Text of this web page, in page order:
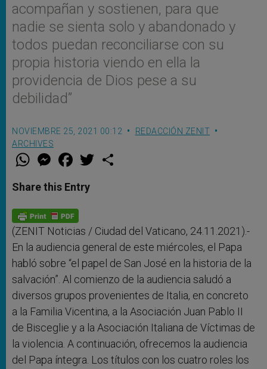
acompañan y sostienen, para que
nadie se sienta solo y abandonado y
todos puedan reconciliarse con su
propia historia viendo en ella la
providencia de Dios pese a su
debilidad”
NOVIEMBRE 25, 2021 00:12
REDACCIÓN ZENIT
ARCHIVES
W
t
s
p
p
M
e
s
e
g
e
r
F
a
e
b
o
k
w
Share this Entry
(ZENIT Noticias / Ciudad del Vaticano, 24.11.2021).-
En la audiencia general de este miércoles, el Papa
habló sobre “el papel de San José en la historia de la
salvación”. Al comienzo de la audiencia saludó a
diversos grupos provenientes de Italia, en concreto
a la Familia Vicentina, a la Asociación Juan Pablo II
de Bisceglie y a la Asociación Italiana de Víctimas de
la violencia. A continuación, ofrecemos la audiencia
del Papa íntegra. Los títulos con los cuatro roles los